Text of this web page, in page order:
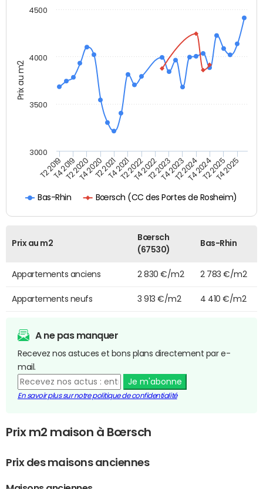
Prix au m2
Bas-Rhin Bœrsch (CC des Portes de Rosheim)
T2 2019T4 2019T2 2020T4 2020T2 2021T4 2021T2 2022T4 2022T2 2023T4 2023T2 2024T4 2024T2 2025T4 2025
3000
3500
4000
4500
Prix au m2
Bœrsch
(67530)
Bas-Rhin
Appartements anciens 2 830 €/m2 2 783 €/m2
Appartements neufs 3 913 €/m2 4 410 €/m2
A ne pas manquer
Recevez nos astuces et bons plans directement par e-
mail.
Je m'abonne
En savoir plus sur notre politique de confidentialité
Prix m2 maison à Bœrsch
Prix des maisons anciennes